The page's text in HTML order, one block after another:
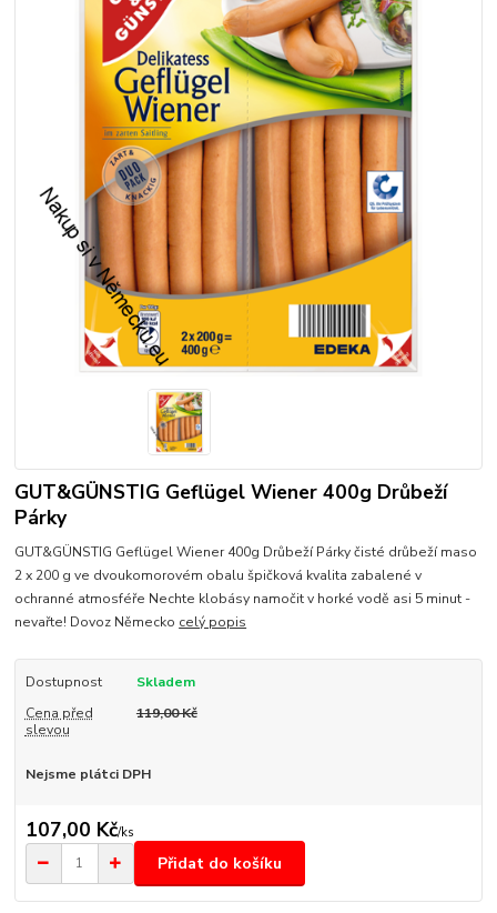
GUT&GÜNSTIG Geflügel Wiener 400g Drůbeží
Párky
GUT&GÜNSTIG Geflügel Wiener 400g Drůbeží Párky čisté drůbeží maso
2 x 200 g ve dvoukomorovém obalu špičková kvalita zabalené v
ochranné atmosféře Nechte klobásy namočit v horké vodě asi 5 minut -
nevařte! Dovoz Německo celý popis
Dostupnost
Skladem
Cena před
slevou
119,00 Kč
Nejsme plátci DPH
107,00 Kč/ks
Přidat do košíku